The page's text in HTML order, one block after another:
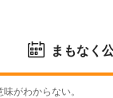
まもなく
がわからない。